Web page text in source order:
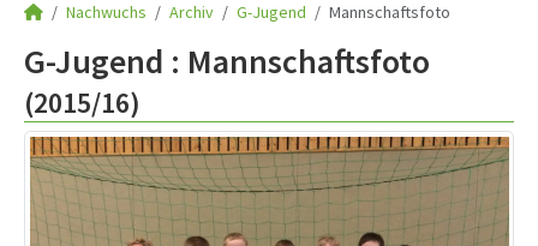
Nachwuchs Archiv G-Jugend Mannschaftsfoto
G-Jugend : Mannschaftsfoto
(2015/16)